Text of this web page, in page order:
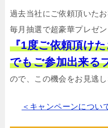
過去当社にご依頼頂いた
毎月抽選で超豪華プレゼ
『1度ご依頼頂け
でもご参加出来る
ので、この機会をお見逃し
＜キャンペーンについ